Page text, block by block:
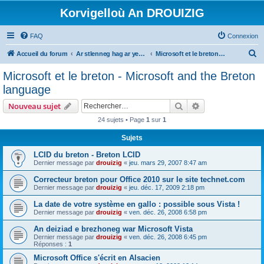
Korvigelloù An DROUIZIG
FAQ Connexion
Accueil du forum Ar stlenneg hag ar yezhoù bihan er bed a-bezh Microsoft et le breton - Microsoft and the Breton language
Microsoft et le breton - Microsoft and the Breton
language
Nouveau sujet Rechercher
24 sujets • Page 1 sur 1
Sujets
LCID du breton - Breton LCID
Dernier message par drouizig « jeu. mars 29, 2007 8:47 am
Correcteur breton pour Office 2010 sur le site technet.com
Dernier message par drouizig « jeu. déc. 17, 2009 2:18 pm
La date de votre système en gallo : possible sous Vista !
Dernier message par drouizig « ven. déc. 26, 2008 6:58 pm
An deiziad e brezhoneg war Microsoft Vista
Dernier message par drouizig « ven. déc. 26, 2008 6:45 pm
Réponses : 1
Microsoft Office s'écrit en Alsacien